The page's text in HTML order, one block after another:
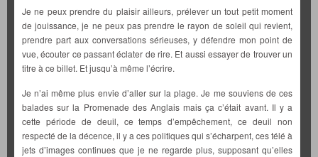
Je ne peux prendre du plaisir ailleurs, prélever un tout petit moment
de jouissance, je ne peux pas prendre le rayon de soleil qui revient,
prendre part aux conversations sérieuses, y défendre mon point de
vue, écouter ce passant éclater de rire. Et aussi essayer de trouver un
titre à ce billet. Et jusqu’à même l’écrire.
Je n’ai même plus envie d’aller sur la plage. Je me souviens de ces
balades sur la Promenade des Anglais mais ça c’était avant. Il y a
cette période de deuil, ce temps d’empêchement, ce deuil non
respecté de la décence, il y a ces politiques qui s’écharpent, ces télé à
jets d’images continues que je ne regarde plus, supposant qu’elles